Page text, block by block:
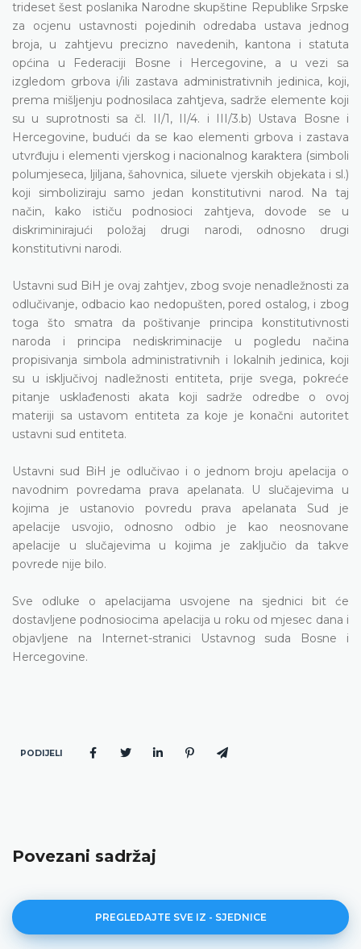
trideset šest poslanika Narodne skupštine Republike Srpske
za ocjenu ustavnosti pojedinih odredaba ustava jednog
broja, u zahtjevu precizno navedenih, kantona i statuta
općina u Federaciji Bosne i Hercegovine, a u vezi sa
izgledom grbova i/ili zastava administrativnih jedinica, koji,
prema mišljenju podnosilaca zahtjeva, sadrže elemente koji
su u suprotnosti sa čl. II/1, II/4. i III/3.b) Ustava Bosne i
Hercegovine, budući da se kao elementi grbova i zastava
utvrđuju i elementi vjerskog i nacionalnog karaktera (simboli
polumjeseca, ljiljana, šahovnica, siluete vjerskih objekata i sl.)
koji simboliziraju samo jedan konstitutivni narod. Na taj
način, kako ističu podnosioci zahtjeva, dovode se u
diskriminirajući položaj drugi narodi, odnosno drugi
konstitutivni narodi.
Ustavni sud BiH je ovaj zahtjev, zbog svoje nenadležnosti za
odlučivanje, odbacio kao nedopušten, pored ostalog, i zbog
toga što smatra da poštivanje principa konstitutivnosti
naroda i principa nediskriminacije u pogledu načina
propisivanja simbola administrativnih i lokalnih jedinica, koji
su u isključivoj nadležnosti entiteta, prije svega, pokreće
pitanje usklađenosti akata koji sadrže odredbe o ovoj
materiji sa ustavom entiteta za koje je konačni autoritet
ustavni sud entiteta.
Ustavni sud BiH je odlučivao i o jednom broju apelacija o
navodnim povredama prava apelanata. U slučajevima u
kojima je ustanovio povredu prava apelanata Sud je
apelacije usvojio, odnosno odbio je kao neosnovane
apelacije u slučajevima u kojima je zaključio da takve
povrede nije bilo.
Sve odluke o apelacijama usvojene na sjednici bit će
dostavljene podnosiocima apelacija u roku od mjesec dana i
objavljene na Internet-stranici Ustavnog suda Bosne i
Hercegovine.
PODIJELI
Povezani sadržaj
PREGLEDAJTE SVE IZ - SJEDNICE